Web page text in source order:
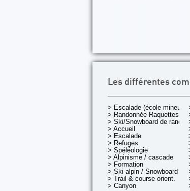
Les différentes
> Escalade (école mineurs)
> Randonnée Raquettes
> Ski/Snowboard de rando.
> Accueil
> Escalade
> Refuges
> Spéléologie
> Alpinisme / cascade
> Formation
> Ski alpin / Snowboard
> Trail & course orient.
> Canyon